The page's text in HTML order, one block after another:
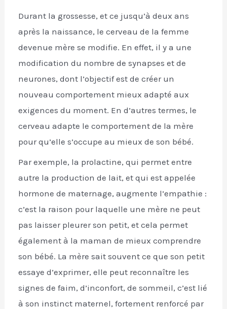
Durant la grossesse, et ce jusqu’à deux ans
après la naissance, le cerveau de la femme
devenue mère se modifie. En effet, il y a une
modification du nombre de synapses et de
neurones, dont l’objectif est de créer un
nouveau comportement mieux adapté aux
exigences du moment. En d’autres termes, le
cerveau adapte le comportement de la mère
pour qu’elle s’occupe au mieux de son bébé.
Par exemple, la prolactine, qui permet entre
autre la production de lait, et qui est appelée
hormone de maternage, augmente l’empathie :
c’est la raison pour laquelle une mère ne peut
pas laisser pleurer son petit, et cela permet
également à la maman de mieux comprendre
son bébé. La mère sait souvent ce que son petit
essaye d’exprimer, elle peut reconnaître les
signes de faim, d’inconfort, de sommeil, c’est lié
à son instinct maternel, fortement renforcé par